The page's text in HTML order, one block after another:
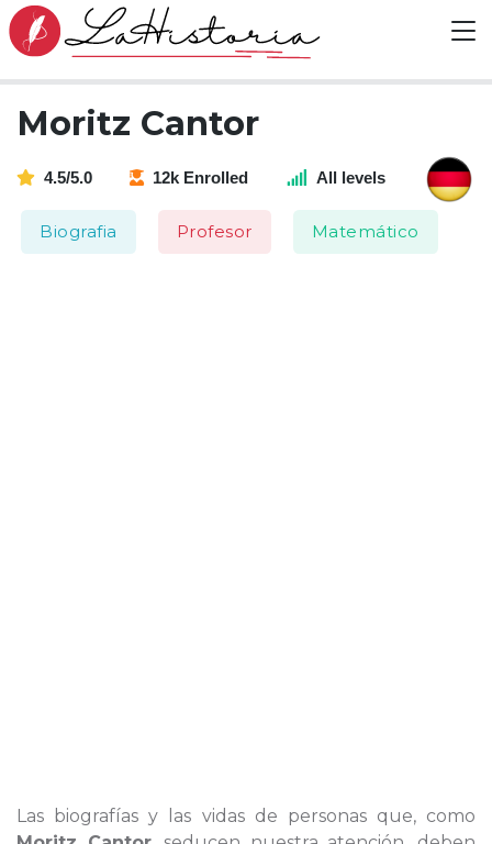
Moritz Cantor
4.5/5.0 12k Enrolled All levels
Biografia Profesor Matemático
Las biografías y las vidas de personas que, como